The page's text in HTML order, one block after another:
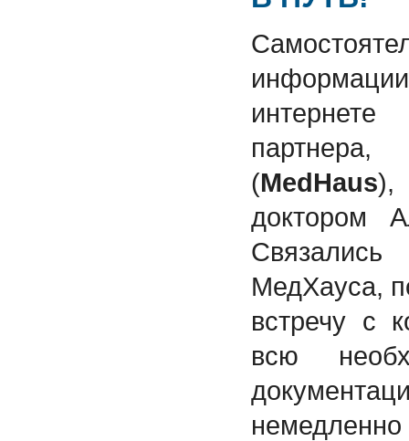
(MedHaus),
доктором
МедХауса,
встречу с
всю